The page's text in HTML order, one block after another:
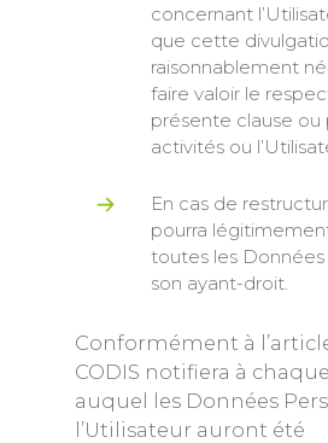
concernant
que cette
raisonnablement
faire valoir le
présente clause ou
activités ou
En cas de
pourra
toutes les Données
son ayant-droit.
Conformément à l’article
CODIS notifiera à
auquel les Données
l’Utilisateur auront été